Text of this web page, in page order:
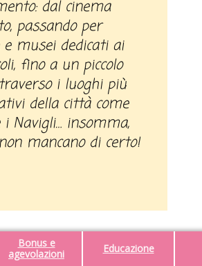
Bonus e
agevolazioni
Educazione
dal cinema
passando per
musei dedicati ai
fino a un piccolo
i luoghi più
della città come
i Navigli… insomma,
mancano di certo!